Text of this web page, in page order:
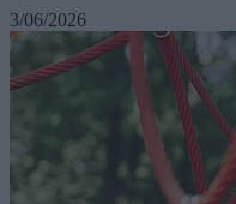
3/06/2026